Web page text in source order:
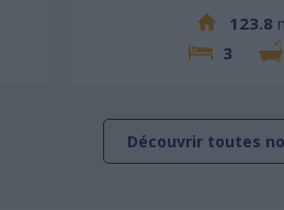
123.8
3
Découvrir toutes